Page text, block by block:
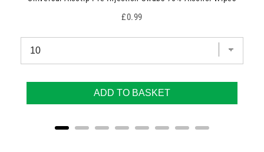
Price
£0.99
ADD TO BASKET